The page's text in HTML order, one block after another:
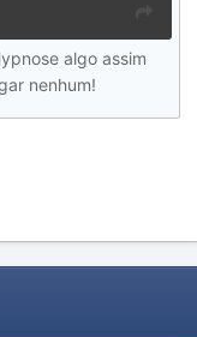
algo assim
nenhum!